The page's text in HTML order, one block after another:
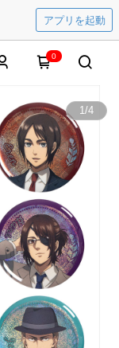
アプリを起動
0
1/4